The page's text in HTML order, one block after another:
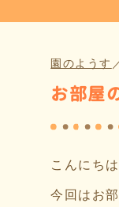
園のようす
お部屋
こんにちは
今回はお